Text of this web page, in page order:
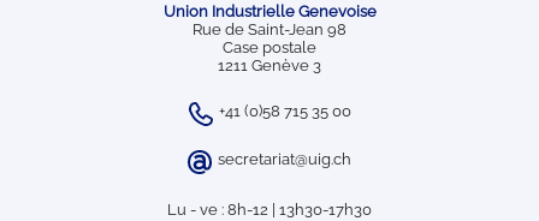
Union Industrielle Genevoise
Rue de Saint-Jean 98
Case postale
1211 Genève 3
+41 (0)58 715 35 00
secretariat@uig.ch
Lu - ve : 8h-12 | 13h30-17h30